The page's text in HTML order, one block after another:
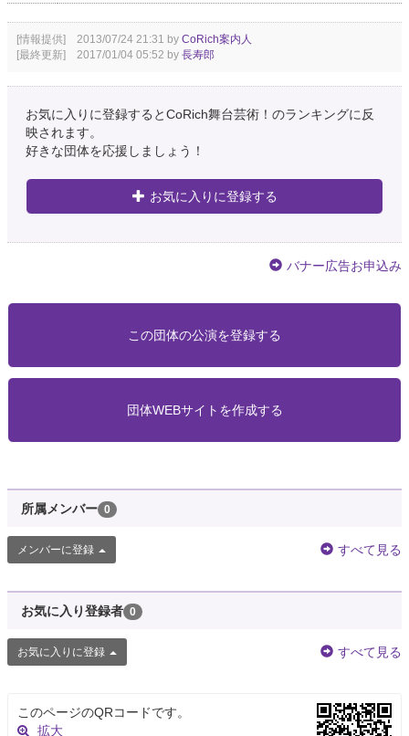
[情報提供] 2013/07/24 21:31 by CoRich案内人
[最終更新] 2017/01/04 05:52 by 長寿郎
お気に入りに登録するとCoRich舞台芸術！のランキングに反
映されます。
好きな団体を応援しましょう！
お気に入りに登録する
バナー広告お申込み
この団体の公演を登録する
団体WEBサイトを作成する
所属メンバー 0
メンバーに登録 すべて見る
お気に入り登録者 0
お気に入りに登録 すべて見る
このページのQRコードです。
拡大